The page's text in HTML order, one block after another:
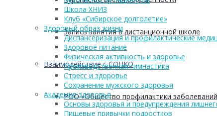
Запись занятия в дистанционной школе
Взаимодействие с СОНКО
РОО «Общество профилактики
Школа ХНИЗ
Клуб «Сибирское долголетие»
Здоровый образ жизни
Диспансеризация и профилактические
Здоровое питание
Физическая активность и здоровье
Производственная гимнастика
Стресс и здоровье
Сохранение мужского здоровья
Академия здоровья
Основы здоровья и предупреждения
Пищевые привычки подростков